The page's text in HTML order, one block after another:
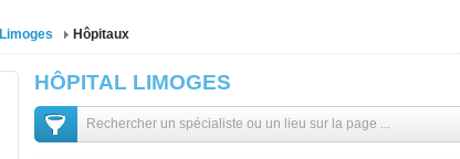
Limoges Hôpitaux
HÔPITAL LIMOGES